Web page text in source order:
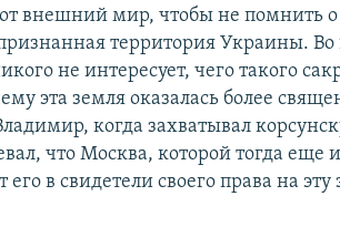
внешний мир, чтобы не помнить
территория Украины.
не интересует, чего такого
эта земля оказалась более
когда захватывал
что Москва, которой тогда еще
его в свидетели своего права на